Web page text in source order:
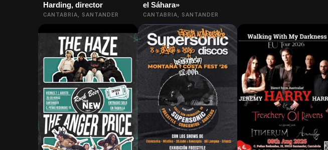
Harding, director
CANTABRIA, SANTANDER
el Sáhara»
CANTABRIA, SANTANDER